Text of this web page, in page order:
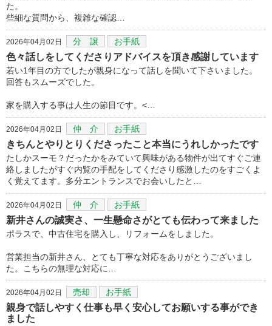
た。
些細な質問から、複雑な確認…
2026年04月02日 分 譲 お手紙
色々話しをしてくださりアドバイスを頂き感謝しています
若い1年目の方でしたが親身になって話しを聞いて下さいました。
回答もスムーズでした。
家を購入する事は人生の節目です。<…
2026年04月02日 仲 介 お手紙
きちんとやりとりくださったこと本当にうれしかったです
たしかスーモ？だったかをみていて興味がある物件が出てすぐご連
絡しましたがすぐ内覧の手配をしてくださり感激したのをすごくよ
く覚えてます。多分エントランスでお会いしたと…
2026年04月02日 仲 介 お手紙
新井さんの誠実さ、一生懸命さがとても伝わって来ました
ポラスで、中古住宅を購入し、リフォームをしました。
営業担当の新井さん、とても丁寧な対応をありがとうございまし
た。こちらの無理な対応に…
2026年04月02日 売却 お手紙
親身で話しやすく仕事も早く安心してお願いする事ができ
ました